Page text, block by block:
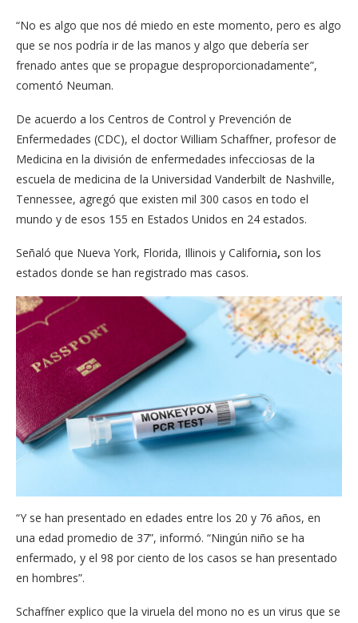
“No es algo que nos dé miedo en este momento, pero es algo
que se nos podría ir de las manos y algo que debería ser
frenado antes que se propague desproporcionadamente”,
comentó Neuman.
De acuerdo a los Centros de Control y Prevención de
Enfermedades (CDC), el doctor William Schaffner, profesor de
Medicina en la división de enfermedades infecciosas de la
escuela de medicina de la Universidad Vanderbilt de Nashville,
Tennessee, agregó que existen mil 300 casos en todo el
mundo y de esos 155 en Estados Unidos en 24 estados.
Señaló que Nueva York, Florida, Illinois y California, son los
estados donde se han registrado mas casos.
“Y se han presentado en edades entre los 20 y 76 años, en
una edad promedio de 37”, informó. “Ningún niño se ha
enfermado, y el 98 por ciento de los casos se han presentado
en hombres”.
Schaffner explico que la viruela del mono no es un virus que se